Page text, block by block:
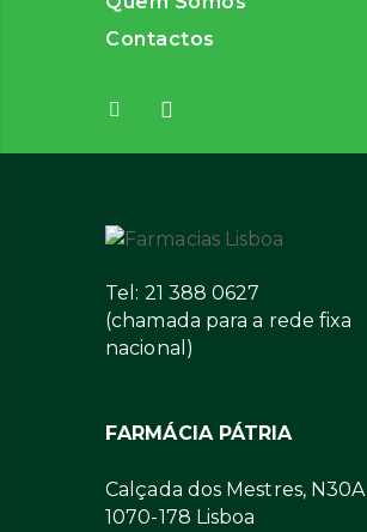
Contactos
Tel: 21 388 0627
(chamada para a rede fixa
nacional)
FARMÁCIA PÁTRIA
Calçada dos Mestres, N30A
1070-178 Lisboa